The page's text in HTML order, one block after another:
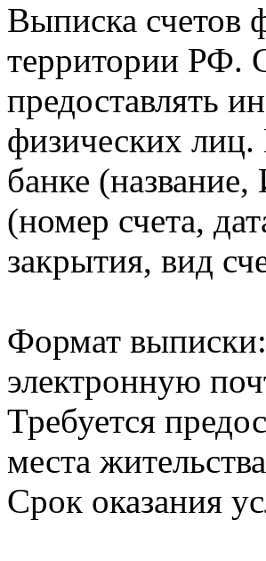
Выписка счетов
территории РФ.
предоставлять
физических
банке
(номер счета,
закрытия, вид
Формат
электронную
Требуется
места
Срок оказания